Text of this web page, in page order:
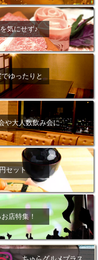
気にせず♪
ゆったりと
や大人数飲み会に
セット
店特集！